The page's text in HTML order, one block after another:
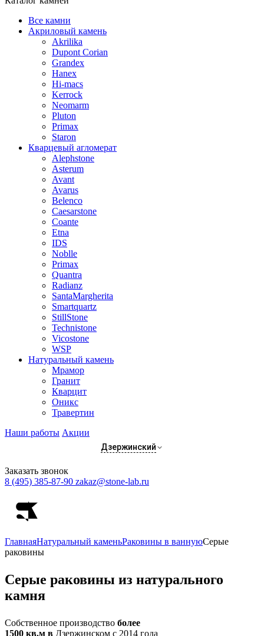
Все камни
Акриловый камень
Akrilika
Dupont Corian
Grandex
Hanex
Hi-macs
Kerrock
Neomarm
Pluton
Primax
Staron
Кварцевый агломерат
Alephstone
Asterum
Avant
Avarus
Belenco
Caesarstone
Coante
Etna
IDS
Noblle
Primax
Quantra
Radianz
SantaMargherita
Smartquartz
StillStone
Technistone
Vicostone
WSP
Натуральный камень
Мрамор
Гранит
Кварцит
Оникс
Травертин
Наши работы Акции
Дзержинский
Заказать звонок
8 (495) 385-87-90 zakaz@stone-lab.ru
ГлавнаяНатуральный каменьРаковины в ваннуюСерые
раковины
Серые раковины из натурального
камня
Собственное производство более
1500 кв.м в Дзержинском с 2014 года